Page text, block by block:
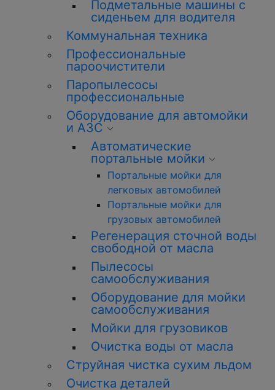
Подметальные машины с
сиденьем для водителя
Коммунальная техника
Профессиональные
пароочистители
Паропылесосы
профессиональные
Оборудование для автомойки
и АЗС
Автоматические
портальные мойки
Портальные мойки для
легковых автомобилей
Портальные мойки для
грузовых автомобилей
Регенерация сточной воды
свободной от масла
Пылесосы
самообслуживания
Оборудование для мойки
самообслуживания
Мойки для грузовиков
Очистка воды от масла
Струйная чистка сухим льдом
Очистка деталей